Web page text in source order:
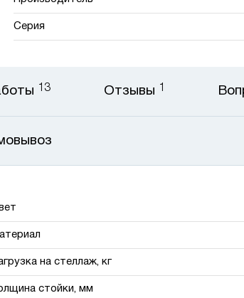
Серия
на стеллаж, кг
стойки, мм
13 Отзывы